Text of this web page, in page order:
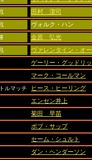
田村 潔司
ヴォルク・ハン
金原 弘光
ヴァレンタイン・オ
ゲーリー・グッドリ
マーク・コールマン
ルマッチ
ヒース・ヒーリング
エンセン井上
菊田 早苗
ボブ・サップ
セーム・シュルト
ダン・ヘンダーソン